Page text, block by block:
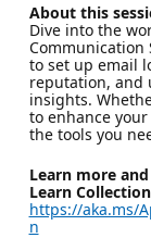
About this
Dive into the
Communication
to set up email
reputation, and
insights.
to enhance
the tools you
Learn more
Learn
https://aka.ms/
n